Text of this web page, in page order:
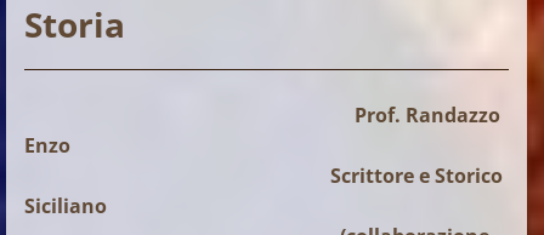
Storia
Prof. Randazzo
Enzo
Scrittore e Storico
Siciliano